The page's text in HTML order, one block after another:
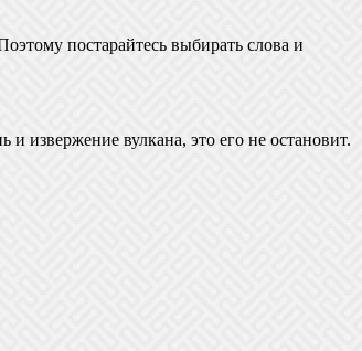
постарайтесь выбирать слова и
извержение вулкана, это его не остановит.